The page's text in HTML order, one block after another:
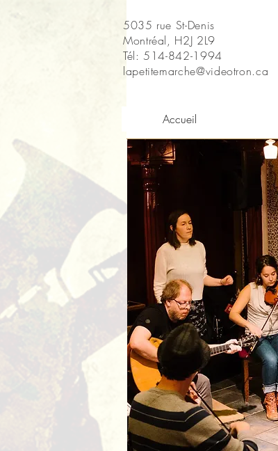
5035 rue St-Denis
Montréal, H2J 2L9
Tél: 514-842-1994
lapetitemarche@videotron.ca
Accueil